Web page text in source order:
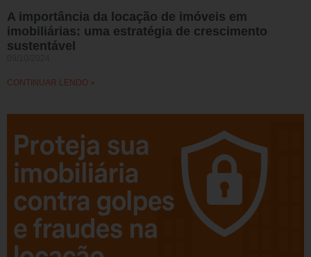
A importância da locação de imóveis em
imobiliárias: uma estratégia de crescimento
sustentável
CONTINUAR LENDO »